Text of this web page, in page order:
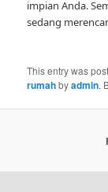
impian Anda.
sedang
This entry was
rumahbyadmin.